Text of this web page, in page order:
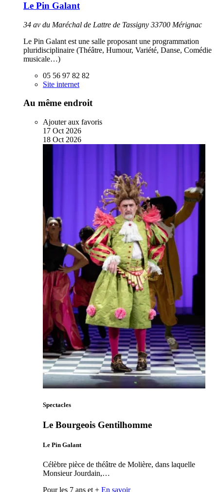
Le Pin Galant
34 av du Maréchal de Lattre de Tassigny 33700 Mérignac
Le Pin Galant est une salle proposant une programmation
pluridisciplinaire (Théâtre, Humour, Variété, Danse, Comédie
musicale…)
05 56 97 82 82
Site internet
Au même endroit
Ajouter aux favoris
17 Oct 2026
18 Oct 2026
Spectacles
Le Bourgeois Gentilhomme
Le Pin Galant
Célèbre pièce de théâtre de Molière, dans laquelle
Monsieur Jourdain,…
Pour les 7 ans et + En savoir